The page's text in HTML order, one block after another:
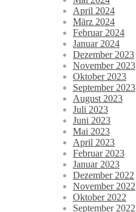
April 2024
März 2024
Februar 2024
Januar 2024
Dezember 2023
November 2023
Oktober 2023
September 2023
August 2023
Juli 2023
Juni 2023
Mai 2023
April 2023
Februar 2023
Januar 2023
Dezember 2022
November 2022
Oktober 2022
September 2022